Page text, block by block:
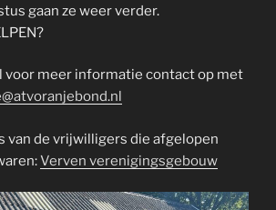
gaan ze weer verder.
voor meer informatie contact op met
van de vrijwilligers die afgelopen
Verven verenigingsgebouw